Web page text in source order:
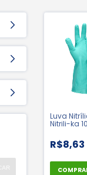
Luva
Nitrili-ka
44042
R$8,63